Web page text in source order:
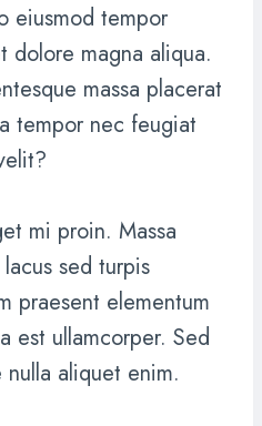
eiusmod tempor
magna aliqua.
massa placerat
tempor nec feugiat
mi proin. Massa
sed turpis
praesent elementum
est ullamcorper. Sed
aliquet enim.